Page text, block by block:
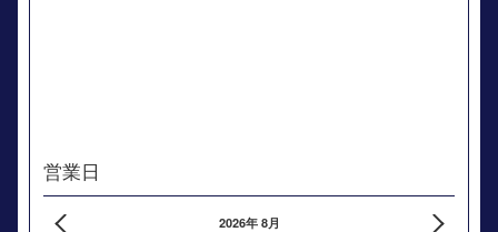
営業日
2026年 8月